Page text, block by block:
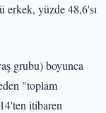
erkek, yüzde 48,6'sı
grubu) boyunca
"toplam
itibaren